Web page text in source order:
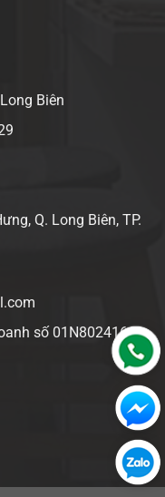
Biên
Q. Long Biên, TP.
số 01N8024166